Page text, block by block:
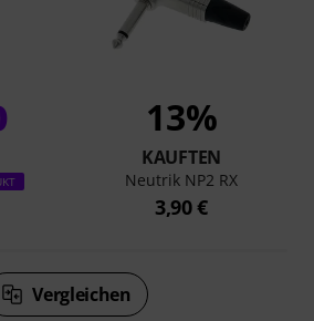
13%
KAUFTEN
Neutrik NP2 RX
3,90 €
Vergleichen